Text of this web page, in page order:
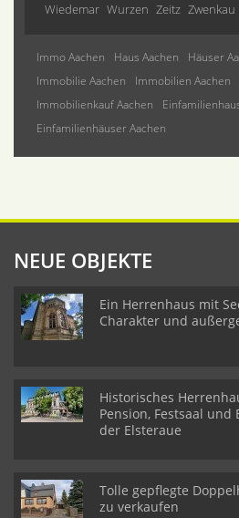
Wiedemar Wurzen Zeitz Zwenkau
Immo Aachen Haus Aachen Häuser
Immobilie Aachen
Immobilien Aachen
Immobilienkauf Aachen
Einfamilienhäuser Aachen
NEUE OBJEKTE
Ein Herrenhaus mit
Charakter und
Historisches
Pension, Festsaal
der Elsteraue
Tolle gepflegte
zu verkaufen